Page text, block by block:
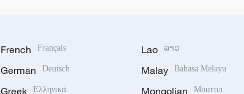
French Français
German Deutsch
Greek Ελληνικά
Lao ລາວ
Malay Bahasa Melayu
Mongolian Монгол